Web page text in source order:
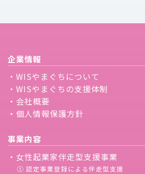
企業情報
・WISやまぐちについて
・WISやまぐちの支援体制
・会社概要
・個人情報保護方針
事業内容
・女性起業家伴走型支援事業
① 認定事業登録による伴走型支援